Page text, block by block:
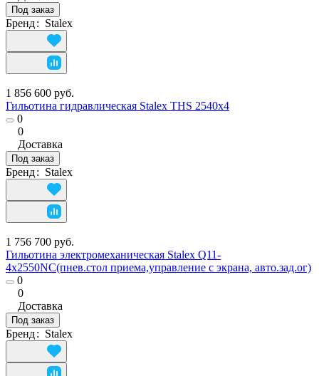
Под заказ
Бренд: Stalex
1 856 600 руб.
Гильотина гидравлическая Stalex THS 2540х4
0
0
Доставка
Под заказ
Бренд: Stalex
1 756 700 руб.
Гильотина электромеханическая Stalex Q11-
4х2550NC(пнев.стол приема,управление с экрана, авто.зад.ог)
0
0
Доставка
Под заказ
Бренд: Stalex